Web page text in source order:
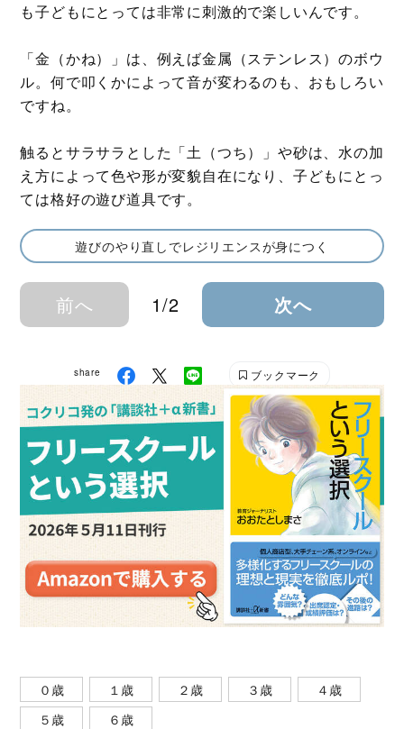
も子どもにとっては非常に刺激的で楽しいんです。
「金（かね）」は、例えば金属（ステンレス）のボウ
ル。何で叩くかによって音が変わるのも、おもしろい
ですね。
触るとサラサラとした「土（つち）」や砂は、水の加
え方によって色や形が変貌自在になり、子どもにとっ
ては格好の遊び道具です。
遊びのやり直しでレジリエンスが身につく
前へ 1/2 次へ
share ブックマーク
０歳 １歳 ２歳 ３歳
４歳
５歳
６歳